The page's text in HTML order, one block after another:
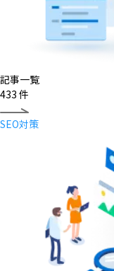
記事一覧
433 件
SEO対策